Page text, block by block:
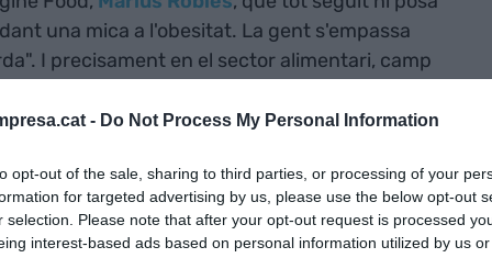
- Do Not Process My Personal Information
opt-out of the sale, sharing to third parties, or processing of your
for targeted advertising by us, please use the below opt-out
selection. Please note that after your opt-out request is processed
interest-based ads based on personal information utilized by us
una mica a l'obesitat. La gent s'empassa
I precisament en el sector alimentari, camp
està passant una cosa similar, però amb
canvi, les qui ens diran quèmenjar.
que volen substituir la carn, ja hi ha tot un
la indústria càrnia. I no només aquesta,
explica. Com fa l'empresa catalanaFoods